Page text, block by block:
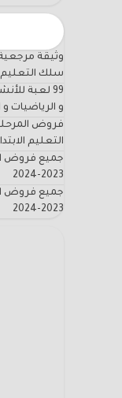
وثيقة
سلك التعليم
99 لعبة
و الرياضيات
فروض
التعليم الابتدائي 2023-
جميع فروض
2023-2024
جميع فروض
2023-2024